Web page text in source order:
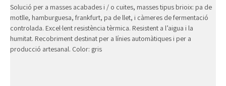
Solució per a masses acabades i / o cuites, masses tipus brioix: pa de
motlle, hamburguesa, frankfurt, pa de llet, i càmeres de fermentació
controlada. Excel·lent resistència tèrmica. Resistent a l’aigua i la
humitat. Recobriment destinat per a línies automàtiques i per a
producció artesanal. Color: gris